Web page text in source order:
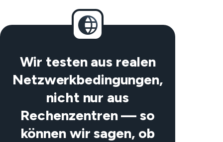
Wir testen aus realen
Netzwerkbedingungen,
nicht nur aus
Rechenzentren — so
können wir sagen, ob